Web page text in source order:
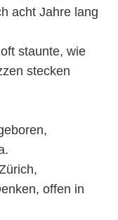
acht Jahre lang
staunte, wie
stecken
offen in